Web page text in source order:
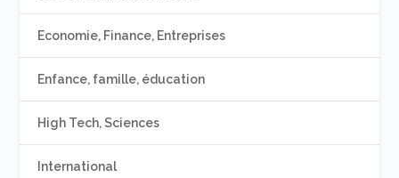
Economie, Finance, Entreprises
Enfance, famille, éducation
High Tech, Sciences
International